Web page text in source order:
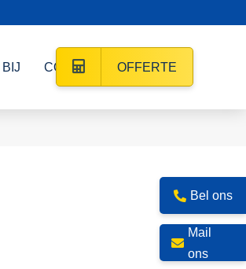
CONTACT OFFERTE
Bel ons
Mail
ons